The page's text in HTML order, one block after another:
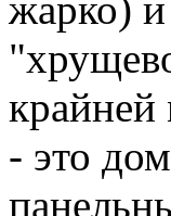
крайней
- это